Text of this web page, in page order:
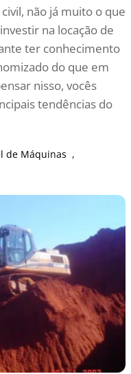
não já muito o que
na locação de
ter conhecimento
do que em
nisso, vocês
tendências do
de Máquinas